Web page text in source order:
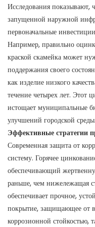
Исследования показывают,
запущенной наружной
первоначальные
Например, правильно
краской скамейка может
поддержания своего
как изделие низкого
течение четырех лет. Этот
истощает муниципальные
улучшений городской среды.
Эффективные стратегии
Современная защита от
систему. Горячее
обеспечивающий
раньше, чем нижележащая
обеспечивает прочное,
покрытие, защищающее от
коррозионной стойкостью,